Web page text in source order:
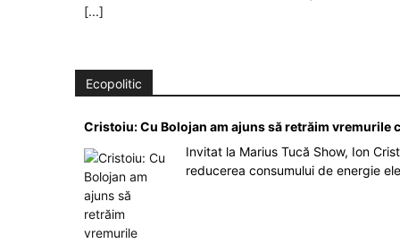
[...]
Ecopolitic
Cristoiu: Cu Bolojan am ajuns să retrăim
Invitat la Marius Tucă Show, Ion
reducerea consumului de energie